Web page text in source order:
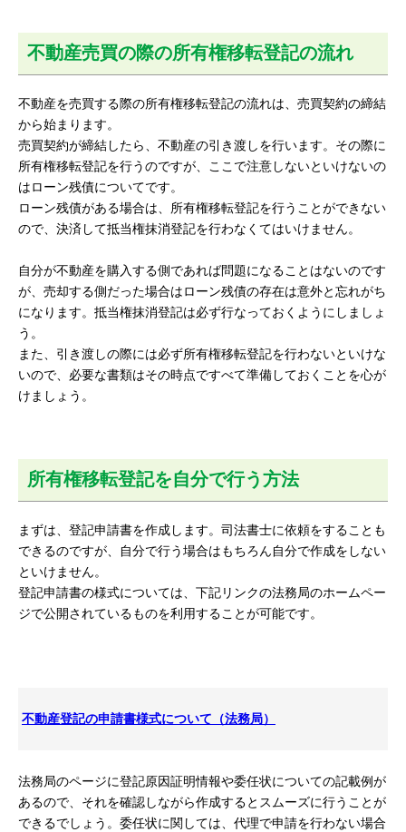
不動産売買の際の所有権移転登記の流れ
不動産を売買する際の所有権移転登記の流れは、売買契約の締結
から始まります。
売買契約が締結したら、不動産の引き渡しを行います。その際に
所有権移転登記を行うのですが、ここで注意しないといけないの
はローン残債についてです。
ローン残債がある場合は、所有権移転登記を行うことができない
ので、決済して抵当権抹消登記を行わなくてはいけません。
自分が不動産を購入する側であれば問題になることはないのです
が、売却する側だった場合はローン残債の存在は意外と忘れがち
になります。抵当権抹消登記は必ず行なっておくようにしましょ
う。
また、引き渡しの際には必ず所有権移転登記を行わないといけな
いので、必要な書類はその時点ですべて準備しておくことを心が
けましょう。
所有権移転登記を自分で行う方法
まずは、登記申請書を作成します。司法書士に依頼をすることも
できるのですが、自分で行う場合はもちろん自分で作成をしない
といけません。
登記申請書の様式については、下記リンクの法務局のホームペー
ジで公開されているものを利用することが可能です。
不動産登記の申請書様式について（法務局）
法務局のページに登記原因証明情報や委任状についての記載例が
あるので、それを確認しながら作成するとスムーズに行うことが
できるでしょう。委任状に関しては、代理で申請を行わない場合